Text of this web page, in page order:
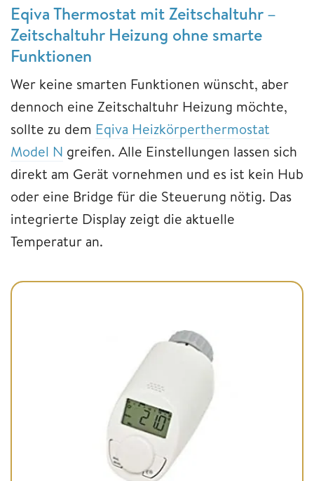
Eqiva Thermostat mit Zeitschaltuhr –
Zeitschaltuhr Heizung ohne smarte
Funktionen
Wer keine smarten Funktionen wünscht, aber
dennoch eine Zeitschaltuhr Heizung möchte,
sollte zu dem Eqiva Heizkörperthermostat
Model N greifen. Alle Einstellungen lassen sich
direkt am Gerät vornehmen und es ist kein Hub
oder eine Bridge für die Steuerung nötig. Das
integrierte Display zeigt die aktuelle
Temperatur an.